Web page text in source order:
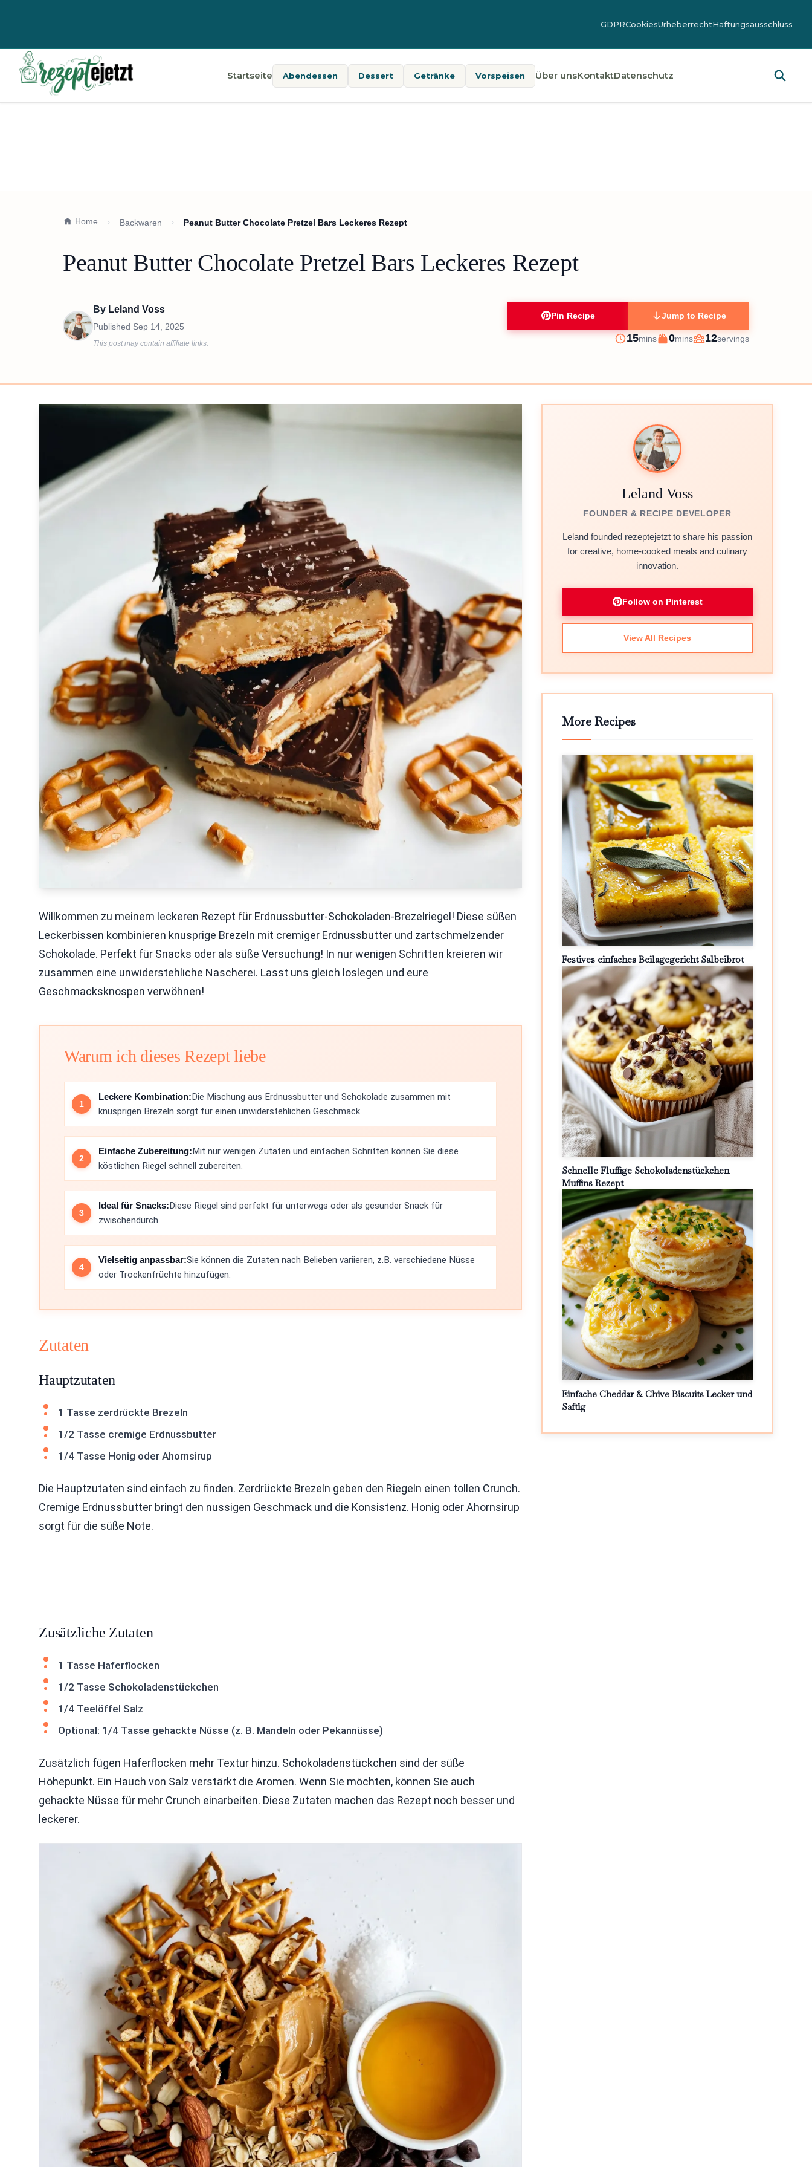
GDPRCookiesUrheberrechtHaftungsausschluss
Startseite Abendessen Dessert Getränke Vorspeisen Über unsKontaktDatenschutz
Home Backwaren Peanut Butter Chocolate Pretzel Bars Leckeres Rezept
Peanut Butter Chocolate Pretzel Bars Leckeres Rezept
By Leland Voss
Published Sep 14, 2025
This post may contain affiliate links.
Pin Recipe Jump to Recipe
Prep
15minutes
mins
Cook
0minutes
mins
Servings
12servings
Willkommen zu meinem leckeren Rezept für Erdnussbutter-Schokoladen-Brezelriegel! Diese süßen
Leckerbissen kombinieren knusprige Brezeln mit cremiger Erdnussbutter und zartschmelzender
Schokolade. Perfekt für Snacks oder als süße Versuchung! In nur wenigen Schritten kreieren wir
zusammen eine unwiderstehliche Nascherei. Lasst uns gleich loslegen und eure
Geschmacksknospen verwöhnen!
Warum ich dieses Rezept liebe
Leckere Kombination:Die Mischung aus Erdnussbutter und Schokolade zusammen mit
knusprigen Brezeln sorgt für einen unwiderstehlichen Geschmack.
Einfache Zubereitung:Mit nur wenigen Zutaten und einfachen Schritten können Sie diese
köstlichen Riegel schnell zubereiten.
Ideal für Snacks:Diese Riegel sind perfekt für unterwegs oder als gesunder Snack für
zwischendurch.
Vielseitig anpassbar:Sie können die Zutaten nach Belieben variieren, z.B. verschiedene Nüsse
oder Trockenfrüchte hinzufügen.
Zutaten
Hauptzutaten
1 Tasse zerdrückte Brezeln
1/2 Tasse cremige Erdnussbutter
1/4 Tasse Honig oder Ahornsirup
Die Hauptzutaten sind einfach zu finden. Zerdrückte Brezeln geben den Riegeln einen tollen Crunch.
Cremige Erdnussbutter bringt den nussigen Geschmack und die Konsistenz. Honig oder Ahornsirup
sorgt für die süße Note.
Zusätzliche Zutaten
1 Tasse Haferflocken
1/2 Tasse Schokoladenstückchen
1/4 Teelöffel Salz
Optional: 1/4 Tasse gehackte Nüsse (z. B. Mandeln oder Pekannüsse)
Zusätzlich fügen Haferflocken mehr Textur hinzu. Schokoladenstückchen sind der süße
Höhepunkt. Ein Hauch von Salz verstärkt die Aromen. Wenn Sie möchten, können Sie auch
gehackte Nüsse für mehr Crunch einarbeiten. Diese Zutaten machen das Rezept noch besser und
leckerer.
Leland Voss
FOUNDER & RECIPE DEVELOPER
Leland founded rezeptejetzt to share his passion
for creative, home-cooked meals and culinary
innovation.
Follow on Pinterest
View All Recipes
More Recipes
Festives einfaches Beilagegericht Salbeibrot
Schnelle Fluffige Schokoladenstückchen
Muffins Rezept
Einfache Cheddar & Chive Biscuits Lecker und
Saftig